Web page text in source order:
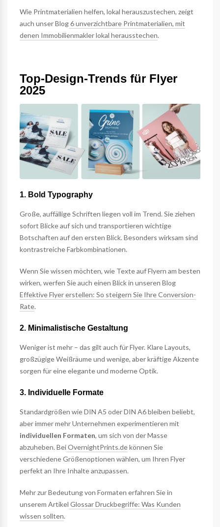
Wie Printmaterialien helfen, lokal herauszustechen, zeigt
auch unser Blog6 unverzichtbare Printmaterialien, mit
denen Immobilienmakler lokal herausstechen.
Top-Design-Trends für Flyer
2025
1. Bold Typography
Große, auffällige Schriften liegen voll im Trend. Sie ziehen
sofort Blicke auf sich und transportieren wichtige
Botschaften auf den ersten Blick. Besonders wirksam sind
kontrastreiche Farbkombinationen.
Wenn Sie wissen möchten, wie Texte auf Flyern am besten
wirken, werfen Sie auch einen Blick in unseren Blog
Effektive Flyer erstellen: So steigern Sie Ihre Conversion-
Rate.
2. Minimalistische Gestaltung
Weniger ist mehr – das gilt auch für Flyer. Klare Layouts,
großzügige Weißräume und wenige, aber kräftige Akzente
sorgen für eine elegante und moderne Optik.
3. Individuelle Formate
Standardgrößen wie DIN A5 oder DIN A6 bleiben beliebt,
aber immer mehr Unternehmen experimentieren mit
individuellen Formaten, um sich von der Masse
abzuheben. BeiOvernightPrints.dekönnen Sie
verschiedene Größenoptionen wählen, um Ihren Flyer
perfekt an Ihre Inhalte anzupassen.
Mehr zur Bedeutung von Formaten erfahren Sie in
unserem Artikel Glossar Druckbegriffe: Was Kunden
wissen sollten.